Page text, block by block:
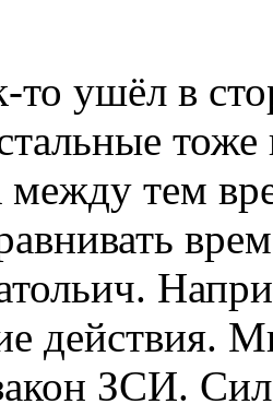
ушёл в
между тем
действия.
ЗСИ.